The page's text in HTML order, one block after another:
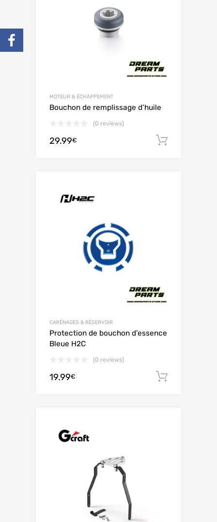
MOTEUR & ÉCHAPPEMENT
Bouchon de remplissage d’huile
(0 reviews)
29.99€
CARÉNAGES & RÉSERVOIR
Protection de bouchon d’essence
Bleue H2C
(0 reviews)
19.99€